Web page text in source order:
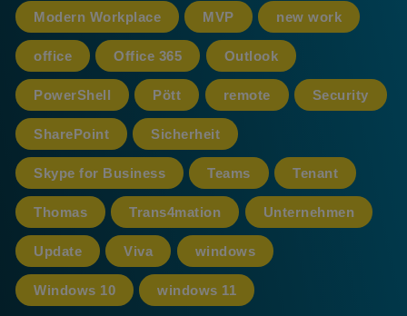
Modern Workplace MVP new work
office Office 365 Outlook
PowerShell Pött remote Security
SharePoint Sicherheit
Skype for Business Teams Tenant
Thomas Trans4mation Unternehmen
Update Viva windows
Windows 10 windows 11